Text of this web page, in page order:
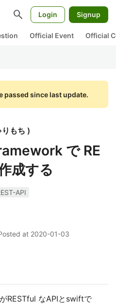
search Login Signup
Official Event Official
passed since last update.
もち )
で RE
成する
API
at 2020-01-03
RESTful なAPIとswiftで